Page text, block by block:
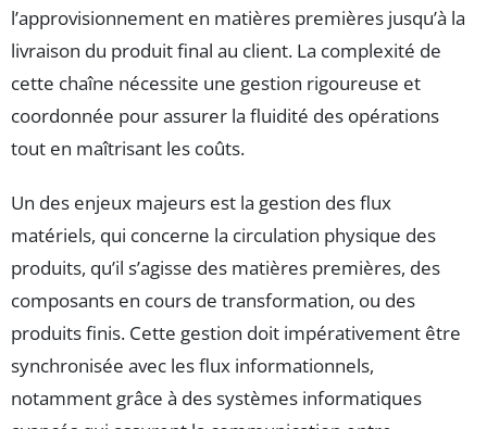
l’approvisionnement en matières premières jusqu’à la
livraison du produit final au client. La complexité de
cette chaîne nécessite une gestion rigoureuse et
coordonnée pour assurer la fluidité des opérations
tout en maîtrisant les coûts.
Un des enjeux majeurs est la gestion des flux
matériels, qui concerne la circulation physique des
produits, qu’il s’agisse des matières premières, des
composants en cours de transformation, ou des
produits finis. Cette gestion doit impérativement être
synchronisée avec les flux informationnels,
notamment grâce à des systèmes informatiques